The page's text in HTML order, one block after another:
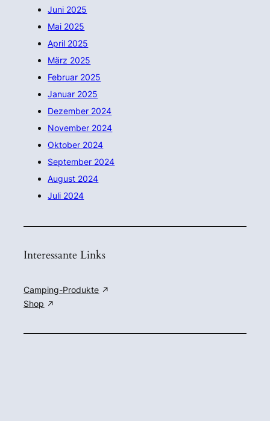
Juni 2025
Mai 2025
April 2025
März 2025
Februar 2025
Januar 2025
Dezember 2024
November 2024
Oktober 2024
September 2024
August 2024
Juli 2024
Interessante Links
Camping-Produkte
Shop